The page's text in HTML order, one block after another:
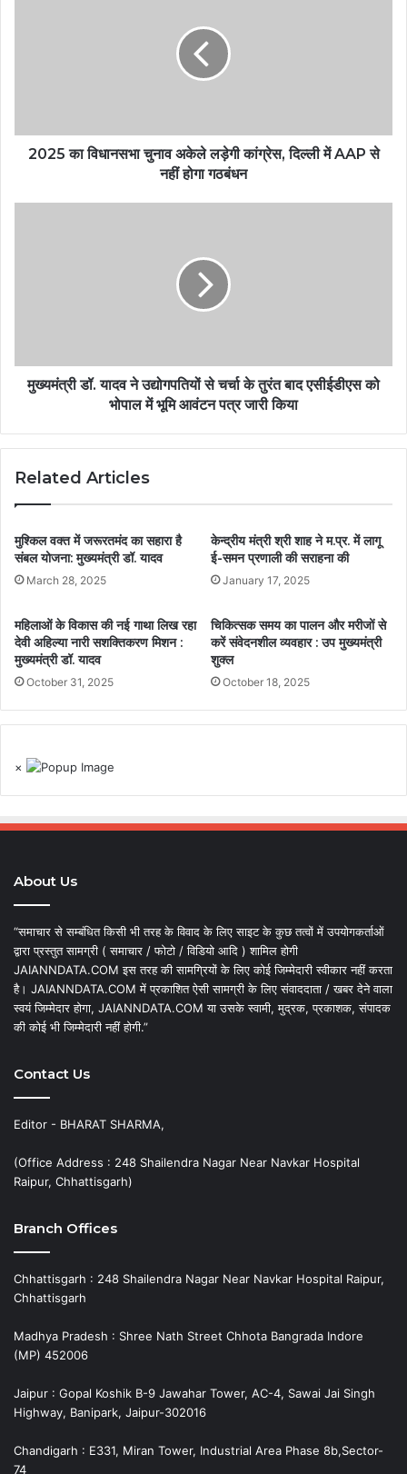
2025 का विधानसभा चुनाव अकेले लड़ेगी कांग्रेस, दिल्ली में AAP से
नहीं होगा गठबंधन
मुख्यमंत्री डॉ. यादव ने उद्योगपतियों से चर्चा के तुरंत बाद एसीईडीएस को
भोपाल में भूमि आवंटन पत्र जारी किया
Related Articles
मुश्किल वक्त में जरूरतमंद का सहारा है
संबल योजना: मुख्यमंत्री डॉ. यादव
March 28, 2025
केन्द्रीय मंत्री श्री शाह ने म.प्र. में लागू
ई-समन प्रणाली की सराहना की
January 17, 2025
महिलाओं के विकास की नई गाथा लिख रहा
देवी अहिल्या नारी सशक्तिकरण मिशन :
मुख्यमंत्री डॉ. यादव
October 31, 2025
चिकित्सक समय का पालन और मरीजों से
करें संवेदनशील व्यवहार : उप मुख्यमंत्री
शुक्ल
October 18, 2025
×
About Us
“समाचार से सम्बंधित किसी भी तरह के विवाद के लिए साइट के कुछ तत्वों में उपयोगकर्ताओं
द्वारा प्रस्तुत सामग्री ( समाचार / फोटो / विडियो आदि ) शामिल होगी
JAIANNDATA.COM इस तरह की सामग्रियों के लिए कोई जिम्मेदारी स्वीकार नहीं करता
है। JAIANNDATA.COM में प्रकाशित ऐसी सामग्री के लिए संवाददाता / खबर देने वाला
स्वयं जिम्मेदार होगा, JAIANNDATA.COM या उसके स्वामी, मुद्रक, प्रकाशक, संपादक
की कोई भी जिम्मेदारी नहीं होगी.”
Contact Us
Editor - BHARAT SHARMA,
(Office Address : 248 Shailendra Nagar Near Navkar Hospital
Raipur, Chhattisgarh)
Branch Offices
Chhattisgarh : 248 Shailendra Nagar Near Navkar Hospital Raipur,
Chhattisgarh
Madhya Pradesh : Shree Nath Street Chhota Bangrada Indore
(MP) 452006
Jaipur : Gopal Koshik B-9 Jawahar Tower, AC-4, Sawai Jai Singh
Highway, Banipark, Jaipur-302016
Chandigarh : E331, Miran Tower, Industrial Area Phase 8b,Sector-
74